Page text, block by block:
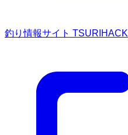
釣り情報サイト TSURIHACK